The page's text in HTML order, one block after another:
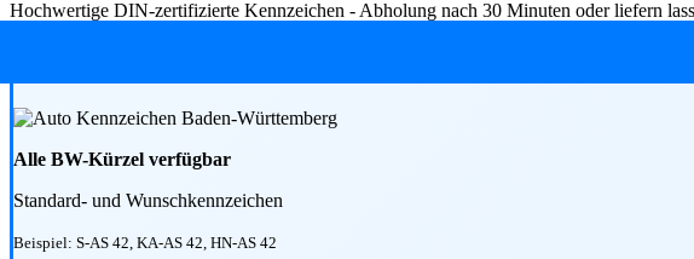
Hochwertige DIN-zertifizierte Kennzeichen - Abholung nach 30 Minuten oder liefern
Alle BW-Kürzel verfügbar
Standard- und Wunschkennzeichen
Beispiel: S-AS 42, KA-AS 42, HN-AS 42